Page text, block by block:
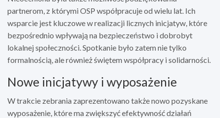
partnerom, z którymi OSP współpracuje od wielu lat. Ich
wsparcie jest kluczowe w realizacji licznych inicjatyw, które
bezpośrednio wpływają na bezpieczeństwo i dobrobyt
lokalnej społeczności. Spotkanie było zatem nie tylko
formalnością, ale również świętem współpracy i solidarności.
Nowe inicjatywy i wyposażenie
W trakcie zebrania zaprezentowano także nowo pozyskane
wyposażenie, które ma zwiększyć efektywność działań